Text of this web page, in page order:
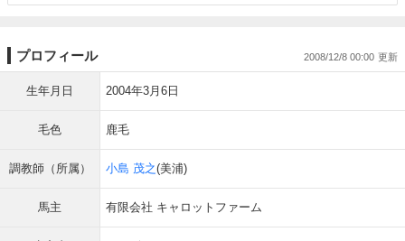
プロフィール 2008/12/8 00:00
生年月日 2004年3月6日
毛色 鹿毛
調教師（所属） 小島 茂之(美浦)
馬主 有限会社 キャロットファーム